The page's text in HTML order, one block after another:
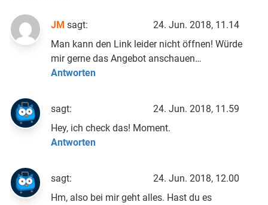
JM sagt:
24. Jun. 2018, 11.14
Man kann den Link leider nicht öffnen! Würde
mir gerne das Angebot anschauen…
Antworten
sagt:
24. Jun. 2018, 11.59
Hey, ich check das! Moment.
Antworten
sagt:
24. Jun. 2018, 12.00
Hm, also bei mir geht alles. Hast du es